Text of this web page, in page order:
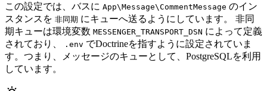
この設定では、バスに App\Message\CommentMessage のイン
スタンスを 非同期 にキューへ送るようにしています。 非同
期キューは環境変数 MESSENGER_TRANSPORT_DSN によって定義
されており、
.env でDoctrineを指すように設定されていま
す。つまり、メッセージのキューとして、PostgreSQLを利用
しています。